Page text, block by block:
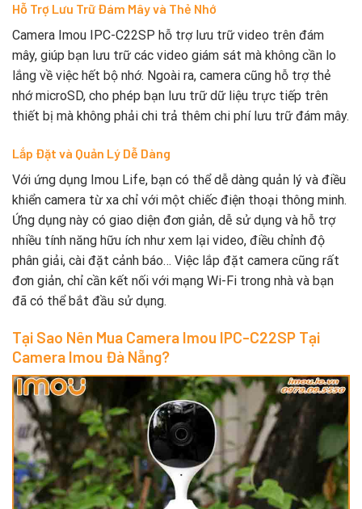
Hỗ Trợ Lưu Trữ Đám Mây và Thẻ Nhớ
Camera Imou IPC-C22SP hỗ trợ lưu trữ video trên đám
mây, giúp bạn lưu trữ các video giám sát mà không cần lo
lắng về việc hết bộ nhớ. Ngoài ra, camera cũng hỗ trợ thẻ
nhớ microSD, cho phép bạn lưu trữ dữ liệu trực tiếp trên
thiết bị mà không phải chi trả thêm chi phí lưu trữ đám mây.
Lắp Đặt và Quản Lý Dễ Dàng
Với ứng dụng Imou Life, bạn có thể dễ dàng quản lý và điều
khiển camera từ xa chỉ với một chiếc điện thoại thông minh.
Ứng dụng này có giao diện đơn giản, dễ sử dụng và hỗ trợ
nhiều tính năng hữu ích như xem lại video, điều chỉnh độ
phân giải, cài đặt cảnh báo… Việc lắp đặt camera cũng rất
đơn giản, chỉ cần kết nối với mạng Wi-Fi trong nhà và bạn
đã có thể bắt đầu sử dụng.
Tại Sao Nên Mua Camera Imou IPC-C22SP Tại
Camera Imou Đà Nẵng?